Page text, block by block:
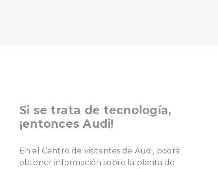
Si se trata de tecnología,
¡entonces Audi!
En el Centro de visitantes de Audi, podrá
obtener información sobre la planta de